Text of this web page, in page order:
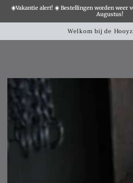
☀️Vakantie alert! ☀️ Bestellingen worden weer
Augustus!
MISSING:Welkom bij de
MISSING: